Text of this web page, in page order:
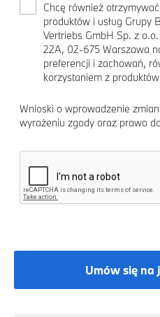
Chcę również
produktów i usług Grupy
Vertriebs GmbH Sp. z
22A, 02-675 Warszawa
preferencji i zachowań,
korzystaniem z
Wnioski o wprowadzenie
wyrażeniu zgody oraz prawo
Umów się na